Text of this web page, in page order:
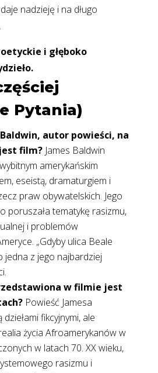
nadzieję i na długo
i głęboko
Pytania)
Baldwin, autor powieści, na
film?James Baldwin
amerykańskim
eseistą, dramaturgiem i
praw obywatelskich. Jego
poruszała tematykę rasizmu,
i problemów
„Gdyby ulica Beale
jedna z jego najbardziej
w filmie jest
Powieść Jamesa
fikcyjnymi, ale
życia Afroamerykanów w
w latach 70. XX wieku,
rasizmu i